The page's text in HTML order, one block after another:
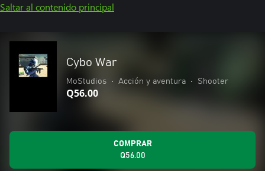
Saltar al contenido principal
Cybo War
MoStudios • Acción y aventura • Shooter
Q56.00
COMPRAR
Q56.00